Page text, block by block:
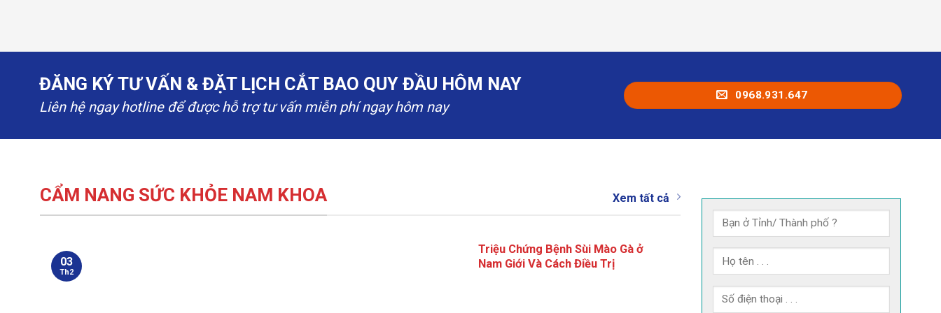
ĐĂNG KÝ TƯ VẤN & ĐẶT LỊCH CẮT BAO QUY ĐẦU HÔM NAY
Liên hệ ngay hotline để được hỗ trợ tư vấn miễn phí ngay hôm nay
0968.931.647
CẨM NANG SỨC KHỎE NAM KHOA Xem tất cả
03
Th2
Triệu Chứng Bệnh Sùi Mào Gà ở
Nam Giới Và Cách Điều Trị